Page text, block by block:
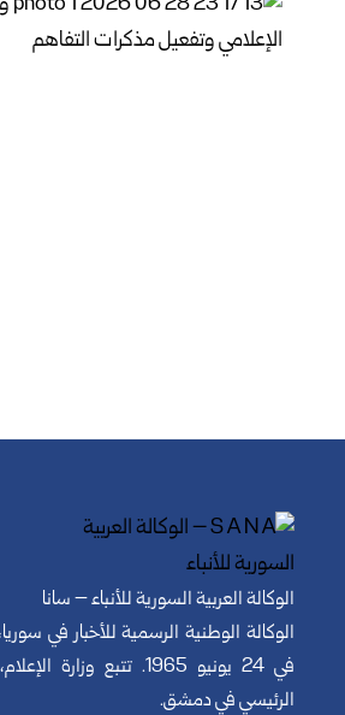
الوكالة العربية السورية للأنباء – سانا
الوكالة الوطنية الرسمية للأخبار في
في 24 يونيو 1965. تتبع وزارة
الرئيسي في دمشق.